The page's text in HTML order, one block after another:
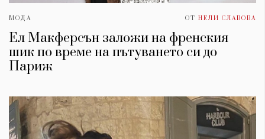
МОДА ОТ НЕЛИ СЛАВОВА
Ел Макферсън заложи на френския
шик по време на пътуването си до
Париж